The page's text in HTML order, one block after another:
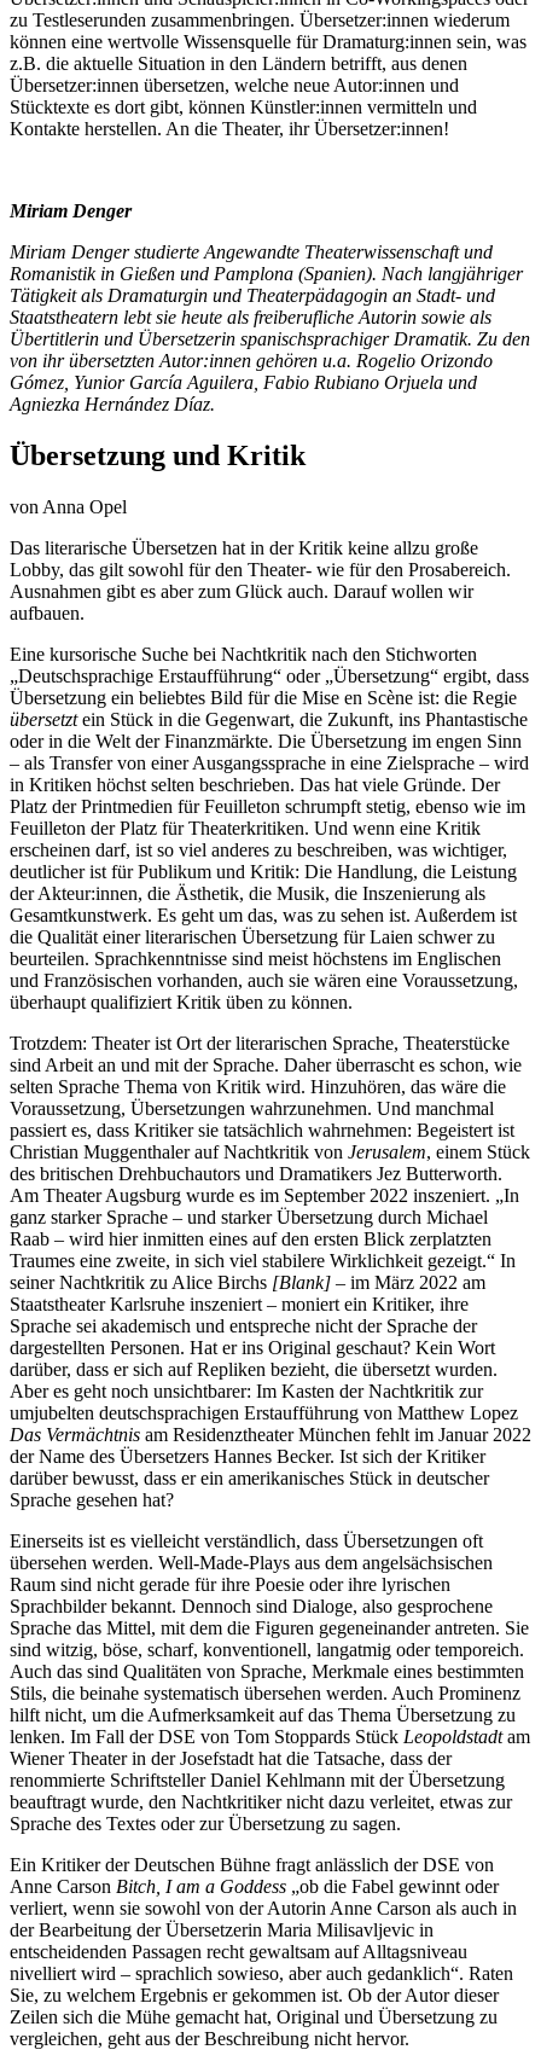
zu Testleserunden zusammenbringen. Übersetzer:innen wiederum
können eine wertvolle Wissensquelle für Dramaturg:innen sein, was
z.B. die aktuelle Situation in den Ländern betrifft, aus denen
Übersetzer:innen übersetzen, welche neue Autor:innen und
Stücktexte es dort gibt, können Künstler:innen vermitteln und
Kontakte herstellen. An die Theater, ihr Übersetzer:innen!
Miriam Denger
Miriam Denger studierte Angewandte Theaterwissenschaft und
Romanistik in Gießen und Pamplona (Spanien). Nach langjähriger
Tätigkeit als Dramaturgin und Theaterpädagogin an Stadt- und
Staatstheatern lebt sie heute als freiberufliche Autorin sowie als
Übertitlerin und Übersetzerin spanischsprachiger Dramatik. Zu den
von ihr übersetzten Autor:innen gehören u.a. Rogelio Orizondo
Gómez, Yunior García Aguilera, Fabio Rubiano Orjuela und
Agniezka Hernández Díaz.
Übersetzung und Kritik
von Anna Opel
Das literarische Übersetzen hat in der Kritik keine allzu große
Lobby, das gilt sowohl für den Theater- wie für den Prosabereich.
Ausnahmen gibt es aber zum Glück auch. Darauf wollen wir
aufbauen.
Eine kursorische Suche bei Nachtkritik nach den Stichworten
„Deutschsprachige Erstaufführung“ oder „Übersetzung“ ergibt, dass
Übersetzung ein beliebtes Bild für die Mise en Scène ist: die Regie
übersetztein Stück in die Gegenwart, die Zukunft, ins Phantastische
oder in die Welt der Finanzmärkte. Die Übersetzung im engen Sinn
– als Transfer von einer Ausgangssprache in eine Zielsprache – wird
in Kritiken höchst selten beschrieben. Das hat viele Gründe. Der
Platz der Printmedien für Feuilleton schrumpft stetig, ebenso wie im
Feuilleton der Platz für Theaterkritiken. Und wenn eine Kritik
erscheinen darf, ist so viel anderes zu beschreiben, was wichtiger,
deutlicher ist für Publikum und Kritik: Die Handlung, die Leistung
der Akteur:innen, die Ästhetik, die Musik, die Inszenierung als
Gesamtkunstwerk. Es geht um das, was zu sehen ist. Außerdem ist
die Qualität einer literarischen Übersetzung für Laien schwer zu
beurteilen. Sprachkenntnisse sind meist höchstens im Englischen
und Französischen vorhanden, auch sie wären eine Voraussetzung,
überhaupt qualifiziert Kritik üben zu können.
Trotzdem: Theater ist Ort der literarischen Sprache, Theaterstücke
sind Arbeit an und mit der Sprache. Daher überrascht es schon, wie
selten Sprache Thema von Kritik wird. Hinzuhören, das wäre die
Voraussetzung, Übersetzungen wahrzunehmen. Und manchmal
passiert es, dass Kritiker sie tatsächlich wahrnehmen: Begeistert ist
Christian Muggenthaler auf Nachtkritik von Jerusalem, einem Stück
des britischen Drehbuchautors und Dramatikers Jez Butterworth.
Am Theater Augsburg wurde es im September 2022 inszeniert. „In
ganz starker Sprache – und starker Übersetzung durch Michael
Raab – wird hier inmitten eines auf den ersten Blick zerplatzten
Traumes eine zweite, in sich viel stabilere Wirklichkeit gezeigt.“ In
seiner Nachtkritik zu Alice Birchs [Blank] – im März 2022 am
Staatstheater Karlsruhe inszeniert – moniert ein Kritiker, ihre
Sprache sei akademisch und entspreche nicht der Sprache der
dargestellten Personen. Hat er ins Original geschaut? Kein Wort
darüber, dass er sich auf Repliken bezieht, die übersetzt wurden.
Aber es geht noch unsichtbarer: Im Kasten der Nachtkritik zur
umjubelten deutschsprachigen Erstaufführung von Matthew Lopez
Das Vermächtnis am Residenztheater München fehlt im Januar 2022
der Name des Übersetzers Hannes Becker. Ist sich der Kritiker
darüber bewusst, dass er ein amerikanisches Stück in deutscher
Sprache gesehen hat?
Einerseits ist es vielleicht verständlich, dass Übersetzungen oft
übersehen werden. Well-Made-Plays aus dem angelsächsischen
Raum sind nicht gerade für ihre Poesie oder ihre lyrischen
Sprachbilder bekannt. Dennoch sind Dialoge, also gesprochene
Sprache das Mittel, mit dem die Figuren gegeneinander antreten. Sie
sind witzig, böse, scharf, konventionell, langatmig oder temporeich.
Auch das sind Qualitäten von Sprache, Merkmale eines bestimmten
Stils, die beinahe systematisch übersehen werden. Auch Prominenz
hilft nicht, um die Aufmerksamkeit auf das Thema Übersetzung zu
lenken. Im Fall der DSE von Tom Stoppards Stück Leopoldstadtam
Wiener Theater in der Josefstadt hat die Tatsache, dass der
renommierte Schriftsteller Daniel Kehlmann mit der Übersetzung
beauftragt wurde, den Nachtkritiker nicht dazu verleitet, etwas zur
Sprache des Textes oder zur Übersetzung zu sagen.
Ein Kritiker der Deutschen Bühne fragt anlässlich der DSE von
Anne Carson Bitch, I am a Goddess „ob die Fabel gewinnt oder
verliert, wenn sie sowohl von der Autorin Anne Carson als auch in
der Bearbeitung der Übersetzerin Maria Milisavljevic in
entscheidenden Passagen recht gewaltsam auf Alltagsniveau
nivelliert wird – sprachlich sowieso, aber auch gedanklich“. Raten
Sie, zu welchem Ergebnis er gekommen ist. Ob der Autor dieser
Zeilen sich die Mühe gemacht hat, Original und Übersetzung zu
vergleichen, geht aus der Beschreibung nicht hervor.